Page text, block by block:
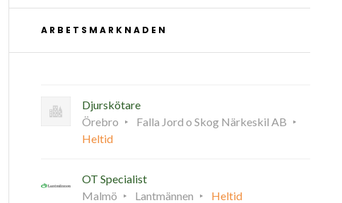
ARBETSMARKNADEN
Djurskötare
Örebro
Falla Jord o Skog Närkeskil AB
Heltid
OT Specialist
Malmö
Lantmännen Heltid